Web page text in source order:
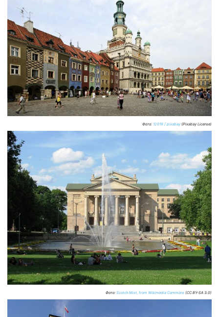
Фото: 12019 / pixabay (Pixabay License)
Фото: Scotch Mist, from Wikimedia Commons (CC BY-SA 3.0)